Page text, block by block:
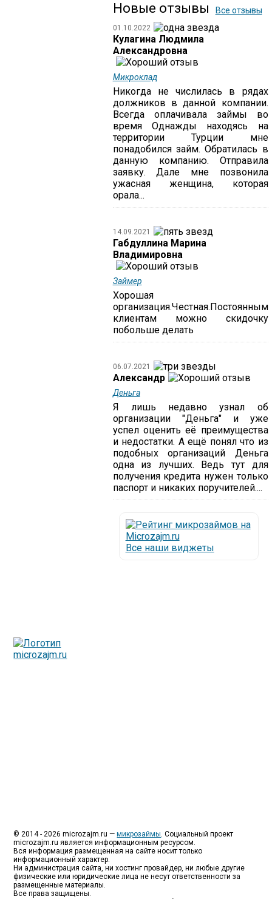
Новые отзывы Все отзывы
01.10.2022
Кулагина Людмила
Александровна
Микроклад
Никогда не числилась в рядах
должников в данной компании.
Всегда оплачивала займы во
время Однажды находясь на
территории Турции мне
понадобился займ. Обратилась в
данную компанию. Отправила
заявку. Дале мне позвонила
ужасная женщина, которая
орала...
14.09.2021
Габдуллина Марина
Владимировна
Займер
Хорошая
организация.Честная.Постоянным
клиентам можно скидочку
побольше делать
06.07.2021
Александр
Деньга
Я лишь недавно узнал об
организации "Деньга" и уже
успел оценить её преимущества
и недостатки. А ещё понял что из
подобных организаций Деньга
одна из лучших. Ведь тут для
получения кредита нужен только
паспорт и никаких поручителей....
Все наши виджеты
© 2014 - 2026 microzajm.ru —микрозаймы. Социальный проект
microzajm.ru является информационным ресурсом.
Вся информация размещенная на сайте носит только
информационный характер.
Ни администрация сайта, ни хостинг провайдер, ни любые другие
физические или юридические лица не несут ответственности за
размещенные материалы.
Все права защищены.